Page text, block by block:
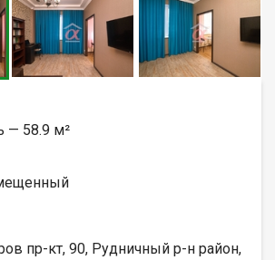
— 58.9 м²
пр-кт, 90, Рудничный р-н район,